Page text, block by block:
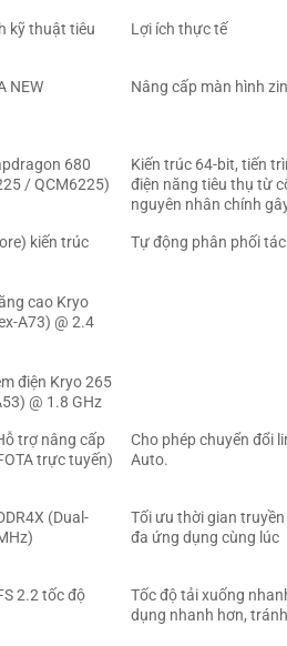
kỹ thuật tiêu
Lợi ích thực tế
NEW Nâng cấp màn hình
680
/ QCM6225)
Kiến trúc 64-bit, tiến
điện năng tiêu thụ từ
nguyên nhân chính
kiến trúc
cao Kryo
A73) @ 2.4
điện Kryo 265
@ 1.8 GHz
Tự động phân phối
trợ nâng cấp
trực tuyến)
Cho phép chuyển đổi
Auto.
(Dual-
Tối ưu thời gian
đa ứng dụng cùng lúc
2.2 tốc độ
Tốc độ tải xuống
dụng nhanh hơn,